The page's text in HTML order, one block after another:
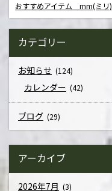
おすすめアイテム mm(ミリ)
カテゴリー
お知らせ (124)
カレンダー (42)
ブログ (29)
アーカイブ
2026年7月 (3)